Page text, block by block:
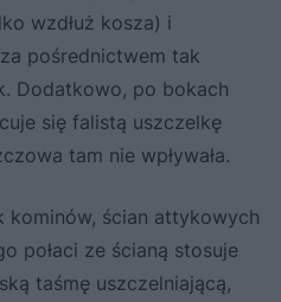
wzdłuż kosza) i
pośrednictwem tak
Dodatkowo, po bokach
się falistą uszczelkę
tam nie wpływała.
kominów, ścian attykowych
połaci ze ścianą stosuje
taśmę uszczelniającą,